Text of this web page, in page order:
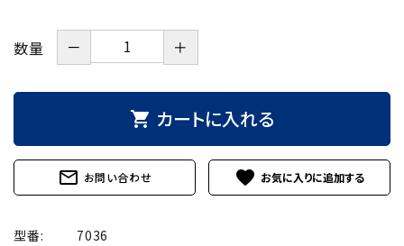
数量 － ＋
shopping_cart カートに入れる
mail_outline お問い合わせ favorite
型番: 7036